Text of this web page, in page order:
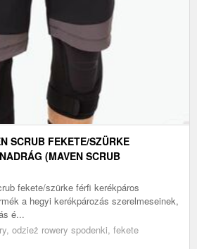
SCRUB FEKETE/SZÜRKE
(MAVEN SCRUB
fekete/szürke férfi kerékpáros
a hegyi kerékpározás szerelmeseinek,
é...
odzież rowery spodenki, fekete